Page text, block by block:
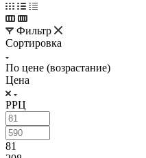
Фильтр
Сортировка
По цене (возрастание)
Цена
РРЦ
81